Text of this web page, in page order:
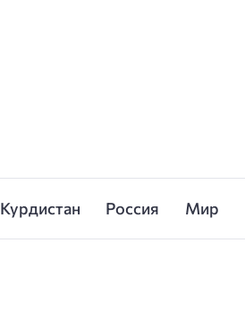
Курдистан Россия Мир